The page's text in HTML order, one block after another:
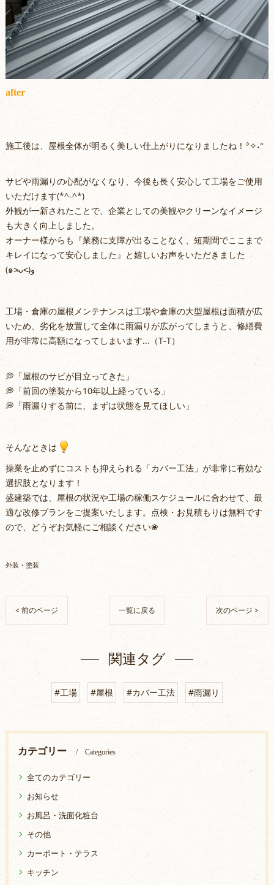
after
施工後は、屋根全体が明るく美しい仕上がりになりましたね！꙳✧˖°
サビや雨漏りの心配がなくなり、今後も長く安心して工場をご使用
いただけます(*^-^*)
外観が一新されたことで、企業としての美観やクリーンなイメージ
も大きく向上しました。
オーナー様からも『業務に支障が出ることなく、短期間でここまで
キレイになって安心しました』と嬉しいお声をいただきました
(๑˃̵ᴗ˂̵)و
工場・倉庫の屋根メンテナンスは工場や倉庫の大型屋根は面積が広
いため、劣化を放置して全体に雨漏りが広がってしまうと、修繕費
用が非常に高額になってしまいます...（T-T）
💭「屋根のサビが目立ってきた」
💭「前回の塗装から10年以上経っている」
💭「雨漏りする前に、まずは状態を見てほしい」
そんなときは
操業を止めずにコストも抑えられる「カバー工法」が非常に有効な
選択肢となります！
盛建築では、屋根の状況や工場の稼働スケジュールに合わせて、最
適な改修プランをご提案いたします。点検・お見積もりは無料です
ので、どうぞお気軽にご相談ください❀
外装・塗装
< 前のページ 一覧に戻る 次のページ >
関連タグ
#工場 #屋根 #カバー工法 #雨漏り
カテゴリー Categories
全てのカテゴリー
お知らせ
お風呂・洗面化粧台
その他
カーポート・テラス
キッチン